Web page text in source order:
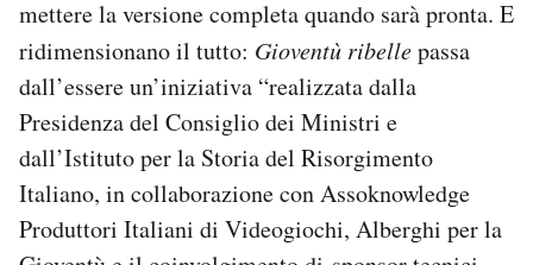
mettere la versione completa quando sarà pronta. E
ridimensionano il tutto: Gioventù ribellepassa
dall’essere un’iniziativa “realizzata dalla
Presidenza del Consiglio dei Ministri e
dall’Istituto per la Storia del Risorgimento
Italiano, in collaborazione con Assoknowledge
Produttori Italiani di Videogiochi, Alberghi per la